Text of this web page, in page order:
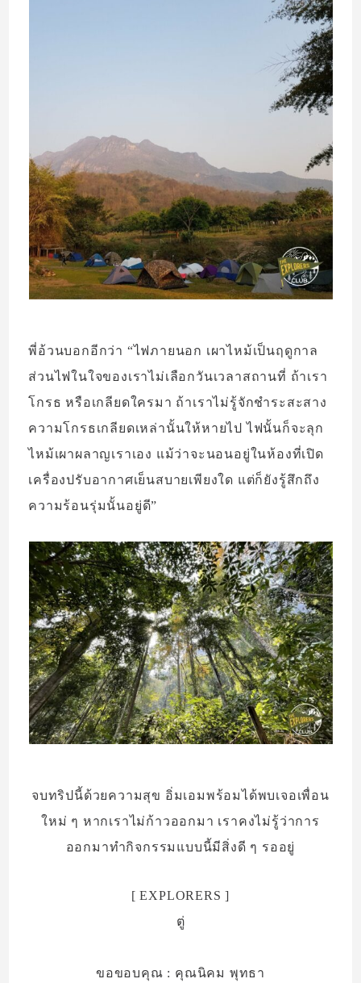
พี่อ้วนบอกอีกว่า “ไฟภายนอก เผาไหม้เป็นฤดูกาล
ส่วนไฟในใจของเราไม่เลือกวันเวลาสถานที่ ถ้าเรา
โกรธ หรือเกลียดใครมา ถ้าเราไม่รู้จักชำระสะสาง
ความโกรธเกลียดเหล่านั้นให้หายไป ไฟนั้นก็จะลุก
ไหม้เผาผลาญเราเอง แม้ว่าจะนอนอยู่ในห้องที่เปิด
เครื่องปรับอากาศเย็นสบายเพียงใด แต่ก็ยังรู้สึกถึง
ความร้อนรุ่มนั้นอยู่ดี”
จบทริปนี้ด้วยความสุข อิ่มเอมพร้อมได้พบเจอเพื่อน
ใหม่ ๆ หากเราไม่ก้าวออกมา เราคงไม่รู้ว่าการ
ออกมาทำกิจกรรมแบบนี้มีสิ่งดี ๆ รออยู่
[ EXPLORERS ]
ตู่
ขอขอบคุณ : คุณนิคม พุทธา